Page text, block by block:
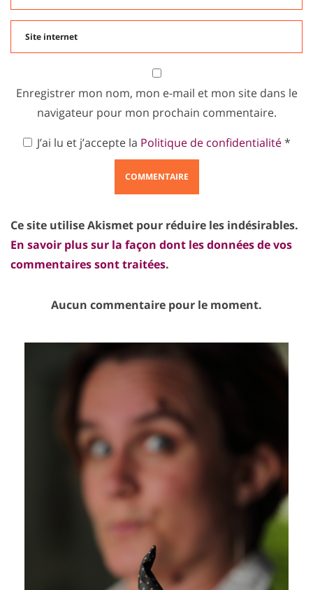
Enregistrer mon nom, mon e-mail et mon site dans le
navigateur pour mon prochain commentaire.
J’ai lu et j’accepte la Politique de confidentialité*
Ce site utilise Akismet pour réduire les indésirables.
En savoir plus sur la façon dont les données de vos
commentaires sont traitées.
Aucun commentaire pour le moment.